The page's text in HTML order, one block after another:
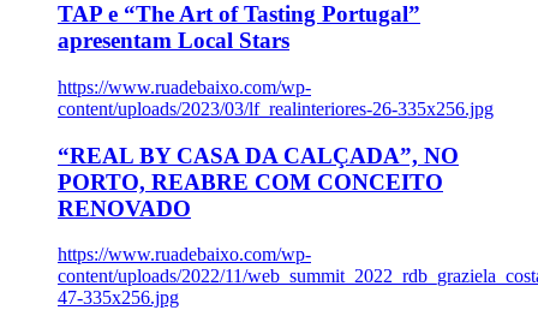
TAP e “The Art of Tasting Portugal”
apresentam Local Stars
https://www.ruadebaixo.com/wp-
content/uploads/2023/03/lf_realinteriores-26-335x256.jpg
“REAL BY CASA DA CALÇADA”, NO
PORTO, REABRE COM CONCEITO
RENOVADO
https://www.ruadebaixo.com/wp-
content/uploads/2022/11/
47-335x256.jpg